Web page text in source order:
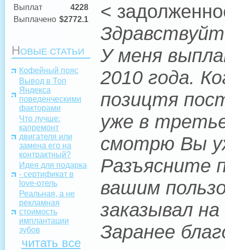
Выплат
4228
Выплачено $2772.1
НОВЫЕ СТАТЬИ
Кофейный пояс
Вывод в Топ
Яндекса
поведенческими
факторами
Что лучше:
капремонт
двигателя или
замена его на
контрактный?
Идея для подарка
- сертификат в
love-отель
Реальная, а не
рекламная
стоимость
имплантации
зубов
читать все
<
У меня
2010 года.
позицтя
уже в
смотрю Вы
Разъясните
вашим
заказывал
Заранее